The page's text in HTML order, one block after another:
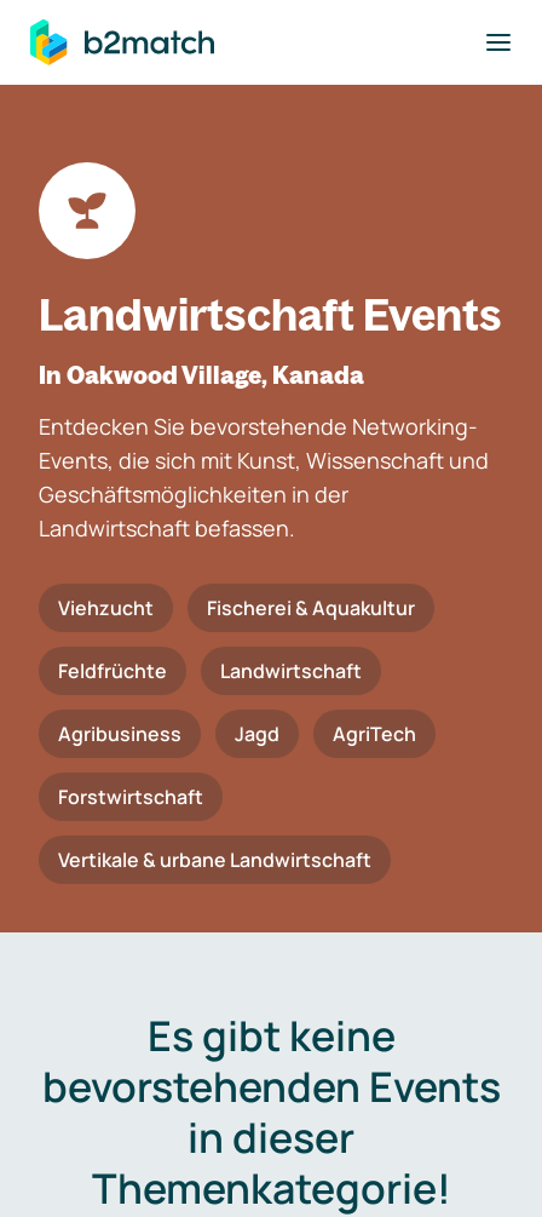
springen
Landwirtschaft Events
In Oakwood Village, Kanada
Entdecken Sie bevorstehende Networking-
Events, die sich mit Kunst, Wissenschaft und
Geschäftsmöglichkeiten in der
Landwirtschaft befassen.
Viehzucht Fischerei & Aquakultur
Feldfrüchte Landwirtschaft
Agribusiness Jagd AgriTech
Forstwirtschaft
Vertikale & urbane Landwirtschaft
Es gibt keine
bevorstehenden Events
in dieser
Themenkategorie!